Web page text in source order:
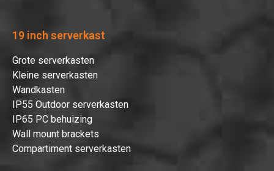
19 inch serverkast
Grote serverkasten
Kleine serverkasten
Wandkasten
IP55 Outdoor serverkasten
IP65 PC behuizing
Wall mount brackets
Compartiment serverkasten